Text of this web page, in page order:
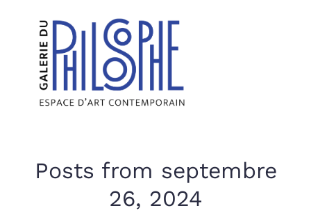
Posts from septembre
26, 2024